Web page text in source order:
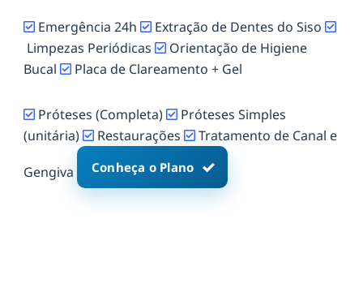
Emergência 24h
Extração de Dentes do Siso
Limpezas Periódicas
Orientação de Higiene
Bucal
Placa de Clareamento + Gel
Próteses (Completa)
Próteses Simples
(unitária)
Restaurações Tratamento de Canal e
Gengiva Conheça o Plano